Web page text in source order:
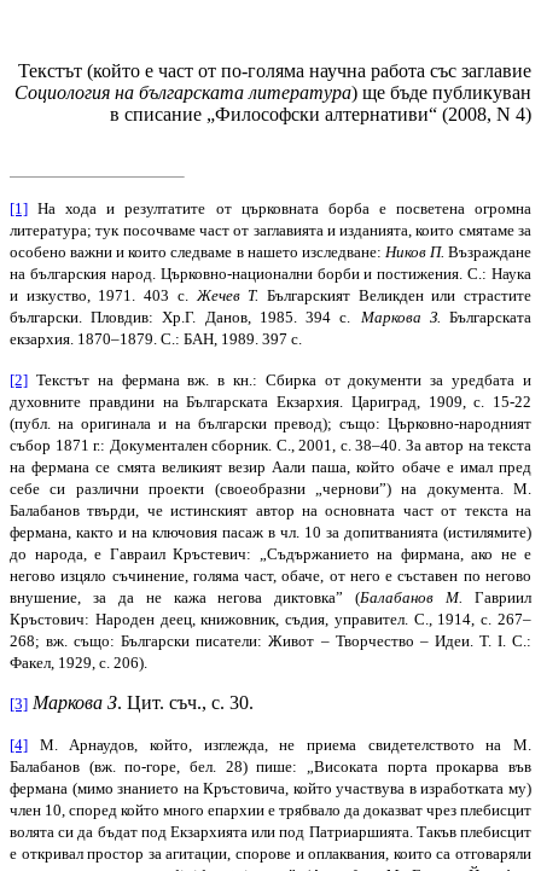
Текстът (който е част от по-голяма научна работа със заглавие
Социология на българската литература) ще бъде публикуван
в списание „Философски алтернативи“ (2008, N 4)
[1] На хода и резултатите от църковната борба е посветена огромна
литература; тук посочваме част от заглавията и изданията, които смятаме за
особено важни и които следваме в нашето изследване: Ников П. Възраждане
на българския народ. Църковно-национални борби и постижения. С.: Наука
и изкуство, 1971. 403 с. Жечев Т. Българският Великден или страстите
български. Пловдив: Хр.Г. Данов, 1985. 394 с.
Маркова З.
Българската
екзархия. 1870–1879. С.: БАН, 1989. 397 с.
[2] Текстът на фермана вж. в кн.: Сбирка от документи за уредбата и
духовните правдини на Българската Екзархия. Цариград, 1909, с. 15-22
(публ. на оригинала и на български превод); също: Църковно-народният
събор 1871 г.: Документален сборник. С., 2001, с. 38–40. За автор на текста
на фермана се смята великият везир Аали паша, който обаче е имал пред
себе си различни проекти (своеобразни „чернови”) на документа. М.
Балабанов твърди, че истинският автор на основната част от текста на
фермана, както и на ключовия пасаж в чл. 10 за допитванията (истилямите)
до народа, е Гавраил Кръстевич: „Съдържанието на фирмана, ако не е
негово изцяло съчинение, голяма част, обаче, от него е съставен по негово
внушение, за да не кажа негова диктовка” (Балабанов М.
Гавриил
Кръстович: Народен деец, книжовник, съдия, управител. С., 1914, с. 267–
268; вж. също: Български писатели: Живот – Творчество – Идеи. Т. I. С.:
Факел, 1929, с. 206).
[3] Маркова З. Цит. съч., с. 30.
[4] М. Арнаудов, който, изглежда, не приема свидетелството на М.
Балабанов (вж. по-горе, бел. 28) пише: „Високата порта прокарва във
фермана (мимо знанието на Кръстовича, който участвува в изработката му)
член 10, според който много епархии е трябвало да доказват чрез плебисцит
волята си да бъдат под Екзархията или под Патриаршията. Такъв плебисцит
е откривал простор за агитации, спорове и оплаквания, които са отговаряли